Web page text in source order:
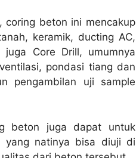
coring beton ini mencakup
keramik, ducting AC,
Core Drill, umumnya
pondasi tiang dan
pengambilan uji sample
beton juga dapat untuk
yang natinya bisa diuji di